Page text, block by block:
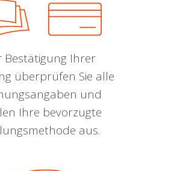
Bestätigung Ihrer
überprüfen Sie alle
und
Ihre bevorzugte
aus.